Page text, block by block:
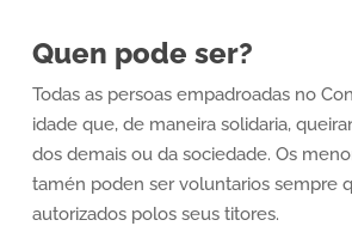
Quen pode ser?
Todas as persoas empadroadas no
idade que, de maneira solidaria,
dos demais ou da sociedade. Os
tamén poden ser voluntarios sempre
autorizados polos seus titores.